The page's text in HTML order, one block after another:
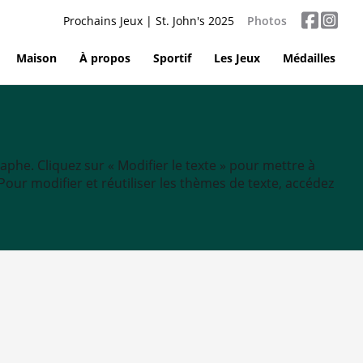
Prochains Jeux | St. John's 2025 Photos
Maison À propos Sportif Les Jeux Médailles
Cliquez sur « Modifier le texte » pour mettre à
modifier et réutiliser les thèmes de texte, accédez